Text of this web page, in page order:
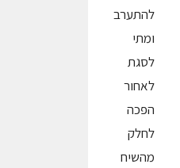
להתערב
ומתי
לסגת
לאחור
הפכה
לחלק
מהשיח